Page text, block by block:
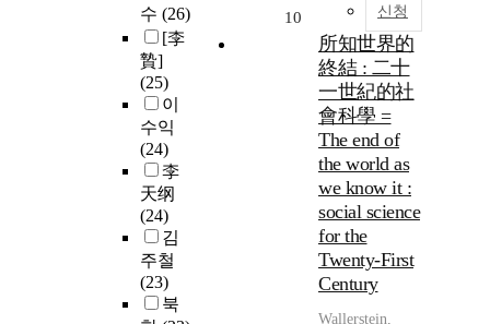
수 (26)
[李
贄]
(25)
이
수익
(24)
李
天纲
(24)
김
주철
(23)
북
신청
10
所知世界的
終結 : 二十
一世紀的社
會科學 =
The end of
the world as
we know it :
social science
for the
Twenty-First
Century
Wallerstein,